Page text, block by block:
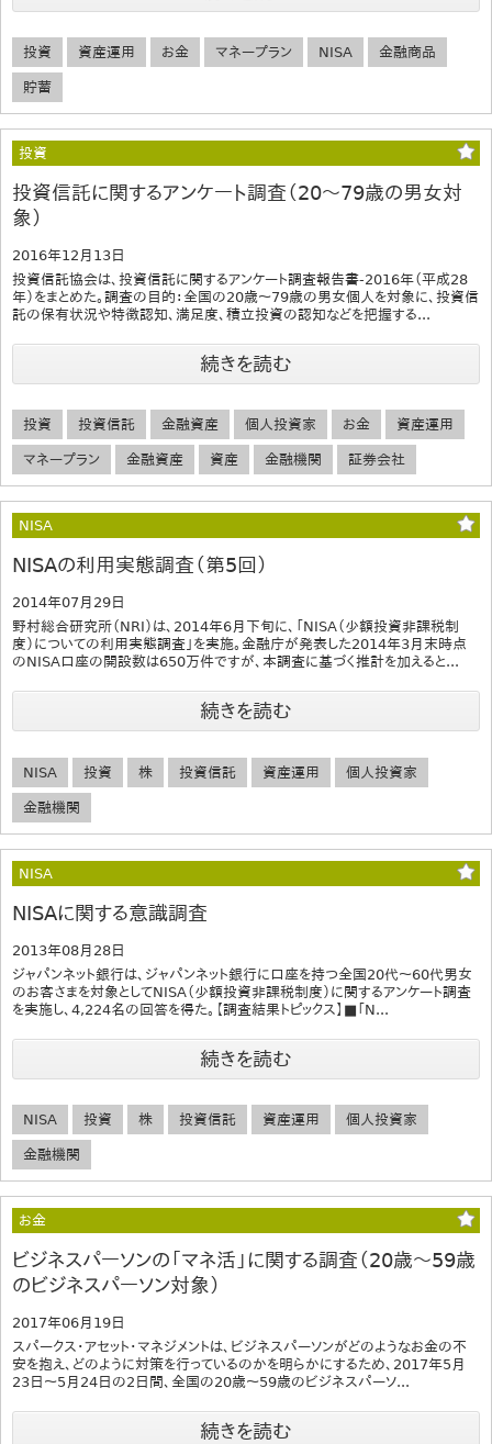
投資 資産運用 お金 マネープラン NISA 金融商品
貯蓄
投資
投資信託に関するアンケート調査（20～79歳の男女対
象）
2016年12月13日
投資信託協会は、投資信託に関するアンケート調査報告書-2016年（平成28
年）をまとめた。調査の目的：全国の20歳〜79歳の男女個人を対象に、投資信
託の保有状況や特徴認知、満足度、積立投資の認知などを把握する...
続きを読む
投資 投資信託 金融資産 個人投資家 お金 資産運用
マネープラン 金融資産 資産 金融機関 証券会社
NISA
NISAの利用実態調査（第5回）
2014年07月29日
野村総合研究所（NRI）は、2014年6月下旬に、「NISA（少額投資非課税制
度）についての利用実態調査」を実施。金融庁が発表した2014年3月末時点
のNISA口座の開設数は650万件ですが、本調査に基づく推計を加えると...
続きを読む
NISA 投資 株 投資信託 資産運用 個人投資家
金融機関
NISA
NISAに関する意識調査
2013年08月28日
ジャパンネット銀行は、ジャパンネット銀行に口座を持つ全国20代～60代男女
のお客さまを対象としてNISA（少額投資非課税制度）に関するアンケート調査
を実施し、4,224名の回答を得た。【調査結果トピックス】■「N...
続きを読む
NISA 投資 株 投資信託 資産運用 個人投資家
金融機関
お金
ビジネスパーソンの「マネ活」に関する調査（20歳～59歳
のビジネスパーソン対象）
2017年06月19日
スパークス・アセット・マネジメントは、ビジネスパーソンがどのようなお金の不
安を抱え、どのように対策を行っているのかを明らかにするため、2017年5月
23日～5月24日の2日間、全国の20歳～59歳のビジネスパーソ...
続きを読む